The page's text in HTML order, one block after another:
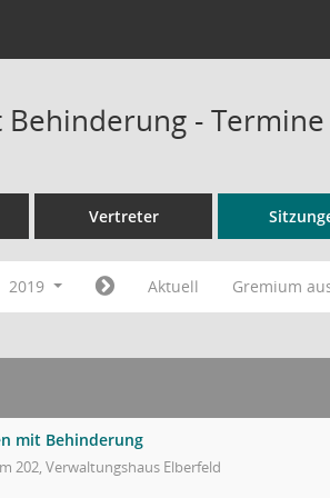
-
Vertreter
2019 Aktuell Gremium
mit Behinderung
202, Verwaltungshaus Elberfeld